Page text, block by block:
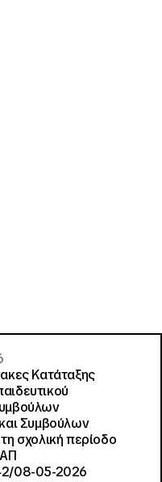
Κατάταξης
Συμβούλων
σχολική περίοδο
08-05-2026